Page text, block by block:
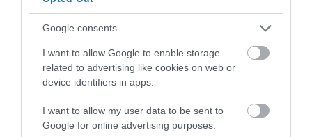
Google consents
I want to allow Google to enable storage
related to advertising like cookies on web or
device identifiers in apps.
I want to allow my user data to be sent to
Google for online advertising purposes.
ÚJRAINDULNAK A KORÁBBAN
2026. augusztus 07|Eger ügye